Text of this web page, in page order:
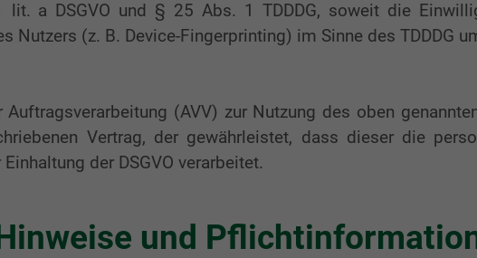
lit. a DSGVO und § 25 Abs. 1 TDDDG, soweit die
Nutzers (z. B. Device-Fingerprinting) im Sinne des TDDDG
Auftragsverarbeitung (AVV) zur Nutzung des oben
Vertrag, der gewährleistet, dass dieser die
der DSGVO verarbeitet.
und